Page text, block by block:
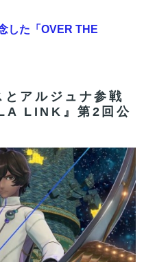
した「OVER THE
ルールにできないでし
入る場所だと思うのです
ーター
、米作り辞める人、出る
ス復刻してくれたらいい
アルジュナ参戦
LINK』第2回公